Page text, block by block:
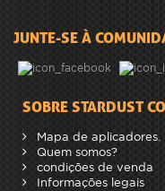
JUNTE-SE À
SOBRE STARDUST
Mapa de aplicadores.
Quem somos?
condições de venda
Informações legais